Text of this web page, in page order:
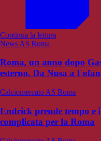
Continua la lettura
News AS Roma
Roma, un anno dopo
esterno. Da Nusa a
Calciomercato AS Roma
Endrick prende tempo e
complicata per la Roma